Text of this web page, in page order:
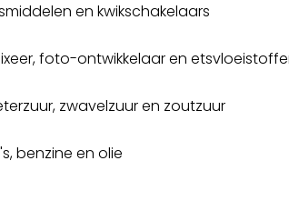
en kwikschakelaars
foto-ontwikkelaar en
zwavelzuur en zoutzuur
benzine en olie